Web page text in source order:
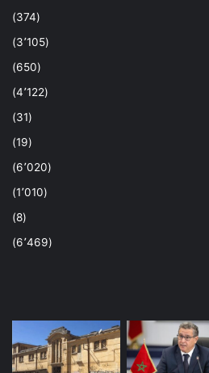
(374)
(3٬105)
(650)
(4٬122)
(31)
(19)
(6٬020)
(1٬010)
(8)
(6٬469)